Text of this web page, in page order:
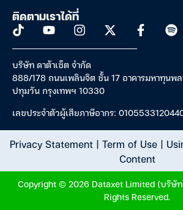
ติดตามเราได้ที่
บริษัท ดาต้าเซ็ต จำกัด
888/178 ถนนเพลินจิต ชั้น 17 อาคารมหาทุนพ
ปทุมวัน กรุงเทพฯ 10330
เลขประจำตัวผู้เสียภาษีอากร:
Privacy Statement| Term of Use|
Content
Copyright © 2026 Dataxet Limited (บริษัท
Rights Reserved.